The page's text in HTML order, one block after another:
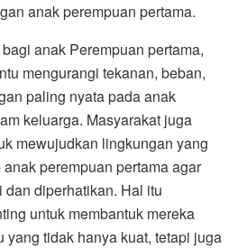
anak perempuan pertama.
anak Perempuan pertama,
mengurangi tekanan, beban,
paling nyata pada anak
keluarga. Masyarakat juga
mewujudkan lingkungan yang
perempuan pertama agar
diperhatikan. Hal itu
untuk membantuk mereka
tidak hanya kuat, tetapi juga